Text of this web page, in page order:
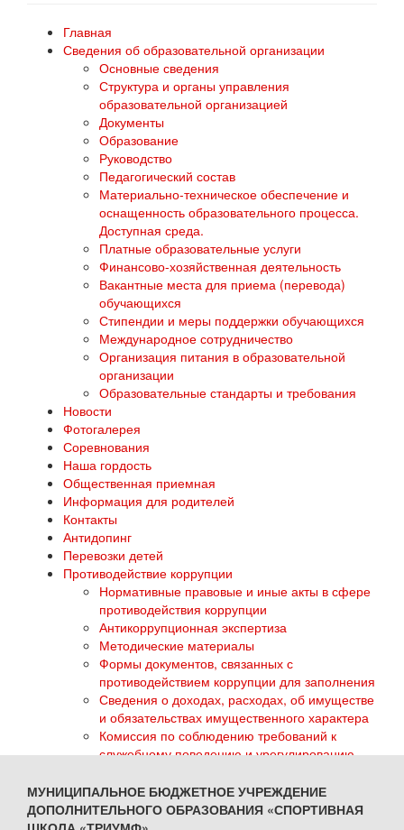
Главная
Сведения об образовательной организации
Основные сведения
Структура и органы управления
образовательной организацией
Документы
Образование
Руководство
Педагогический состав
Материально-техническое обеспечение и
оснащенность образовательного процесса.
Доступная среда.
Платные образовательные услуги
Финансово-хозяйственная деятельность
Вакантные места для приема (перевода)
обучающихся
Стипендии и меры поддержки обучающихся
Международное сотрудничество
Организация питания в образовательной
организации
Образовательные стандарты и требования
Новости
Фотогалерея
Соревнования
Наша гордость
Общественная приемная
Информация для родителей
Контакты
Антидопинг
Перевозки детей
Противодействие коррупции
Нормативные правовые и иные акты в сфере
противодействия коррупции
Антикоррупционная экспертиза
Методические материалы
Формы документов, связанных с
противодействием коррупции для заполнения
Сведения о доходах, расходах, об имуществе
и обязательствах имущественного характера
Комиссия по соблюдению требований к
служебному поведению и урегулированию
Обратная связь для сообщений о фактах
коррупции
ГТО
МУНИЦИПАЛЬНОЕ БЮДЖЕТНОЕ УЧРЕЖДЕНИЕ
ДОПОЛНИТЕЛЬНОГО ОБРАЗОВАНИЯ «СПОРТИВНАЯ